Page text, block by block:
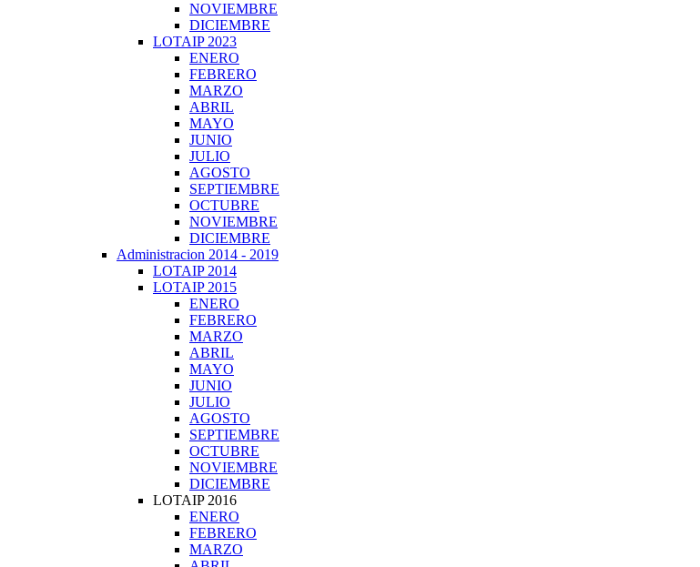
NOVIEMBRE
DICIEMBRE
LOTAIP 2023
ENERO
FEBRERO
MARZO
ABRIL
MAYO
JUNIO
JULIO
AGOSTO
SEPTIEMBRE
OCTUBRE
NOVIEMBRE
DICIEMBRE
Administracion 2014 - 2019
LOTAIP 2014
LOTAIP 2015
ENERO
FEBRERO
MARZO
ABRIL
MAYO
JUNIO
JULIO
AGOSTO
SEPTIEMBRE
OCTUBRE
NOVIEMBRE
DICIEMBRE
LOTAIP 2016
ENERO
FEBRERO
MARZO